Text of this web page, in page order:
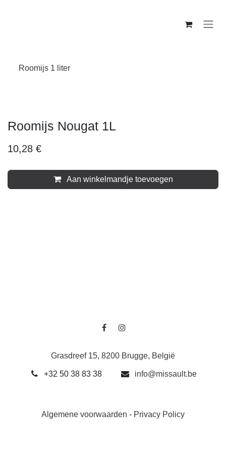
Roomijs 1 liter
Roomijs Nougat 1L
10,28€
Aan winkelmandje toevoegen
Grasdreef 15, 8200 Brugge, België
+32 50 38 83 38
info@missault.be
Algemene voorwaarden -Privacy Policy